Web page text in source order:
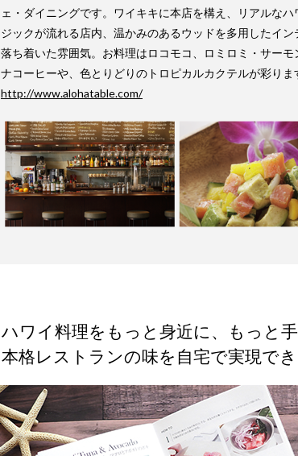
ェ・ダイニングです。ワイキキに本店を構え、リアルな
ジックが流れる店内、温かみのあるウッドを多用したイン
落ち着いた雰囲気。お料理はロコモコ、ロミロミ・サー
ナコーヒーや、色とりどりのトロピカルカクテルが彩りま
http://www.alohatable.com/
ハワイ料理をもっと身近に、もっと
本格レストランの味を自宅で実現で